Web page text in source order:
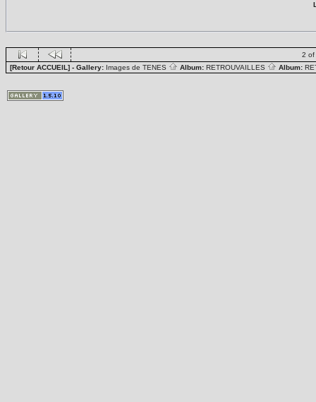
2 of
[Retour ACCUEIL] - Gallery: Images de TENES Album: RETROUVAILLES Album: